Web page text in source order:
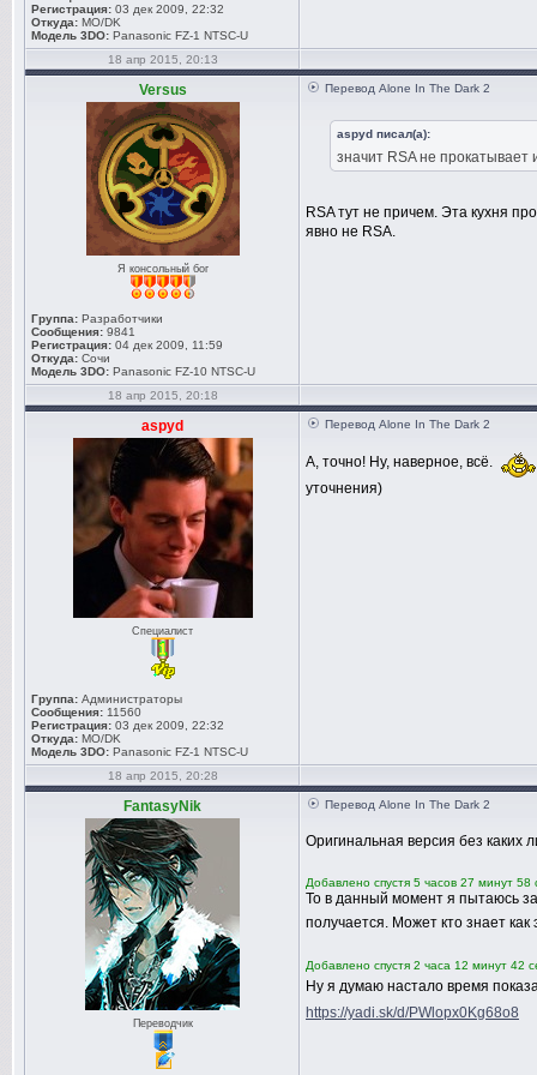
Регистрация: 03 дек 2009, 22:32
Откуда: MO/DK
Модель 3DO: Panasonic FZ-1 NTSC-U
18 апр 2015, 20:13
Versus
Я консольный бог
Группа: Разработчики
Сообщения: 9841
Регистрация: 04 дек 2009, 11:59
Откуда: Сочи
Модель 3DO: Panasonic FZ-10 NTSC-U
Перевод Alone In The Dark 2
aspyd писал(а):
значит RSA не прокатывает
RSA тут не причем. Эта кухня
явно не RSA.
18 апр 2015, 20:18
aspyd
Специалист
Группа: Администраторы
Сообщения: 11560
Регистрация: 03 дек 2009, 22:32
Откуда: MO/DK
Модель 3DO: Panasonic FZ-1 NTSC-U
Перевод Alone In The Dark 2
А, точно! Ну, наверное, всё.
уточнения)
18 апр 2015, 20:28
FantasyNik
Переводчик
Перевод Alone In The Dark 2
Оригинальная версия без каких
Добавлено спустя 5 часов 27 минут 58
То в данный момент я пытаюсь
получается. Может кто знает как
Добавлено спустя 2 часа 12 минут 42
Ну я думаю настало время
https://yadi.sk/d/PWlopx0Kg68o8